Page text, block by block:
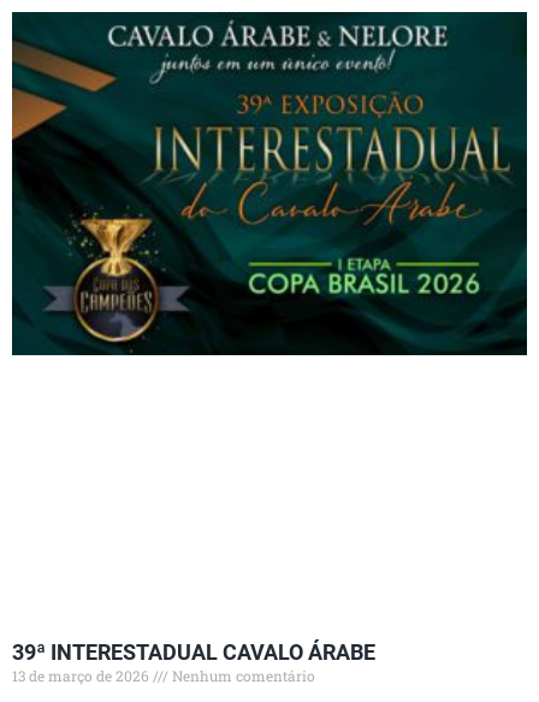
39ª INTERESTADUAL CAVALO ÁRABE
13 de março de 2026
Nenhum comentário